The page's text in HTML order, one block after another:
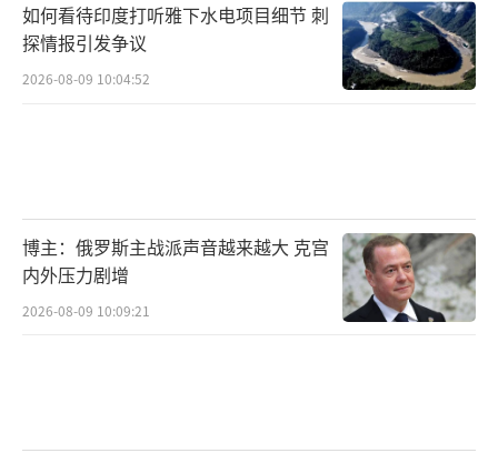
如何看待印度打听雅下水电项目细节 刺
探情报引发争议
2026-08-09 10:04:52
博主：俄罗斯主战派声音越来越大 克宫
内外压力剧增
2026-08-09 10:09:21